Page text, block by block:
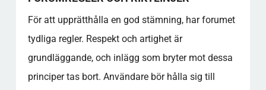
För att upprätthålla en god stämning, har forumet
tydliga regler. Respekt och artighet är
grundläggande, och inlägg som bryter mot dessa
principer tas bort. Användare bör hålla sig till